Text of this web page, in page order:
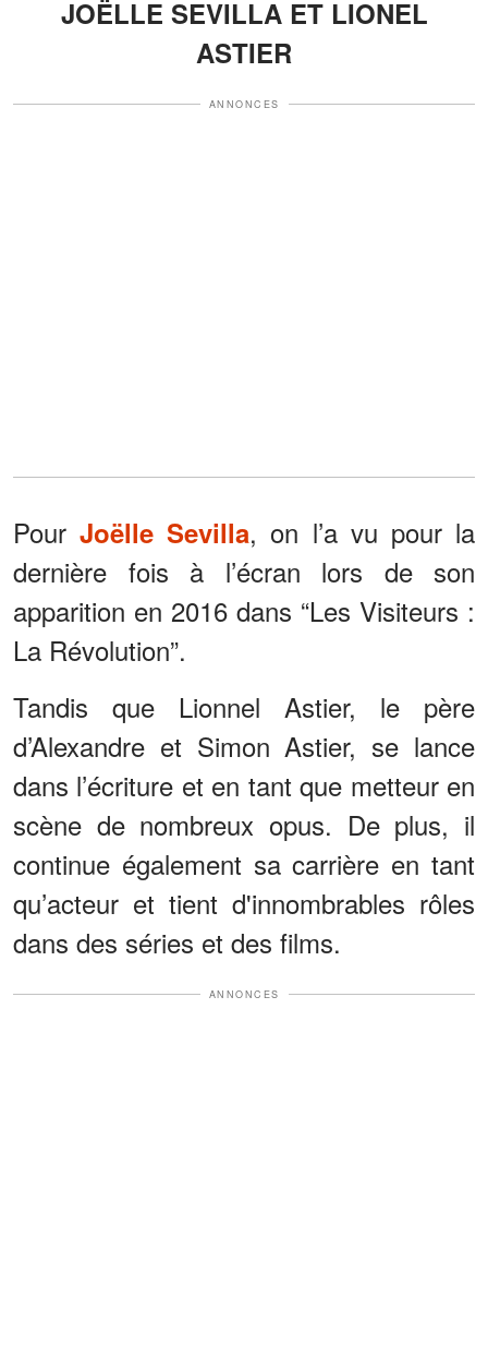
JOËLLE SEVILLA ET LIONEL
ASTIER
ANNONCES
PourJoëlle Sevilla, on l’a vu pour la
dernière fois à l’écran lors de son
apparition en 2016 dans “Les Visiteurs :
La Révolution”.
Tandis que Lionnel Astier, le père
d’Alexandre et Simon Astier, se lance
dans l’écriture et en tant que metteur en
scène de nombreux opus. De plus, il
continue également sa carrière en tant
qu’acteur et tient d'innombrables rôles
dans des séries et des films.
ANNONCES